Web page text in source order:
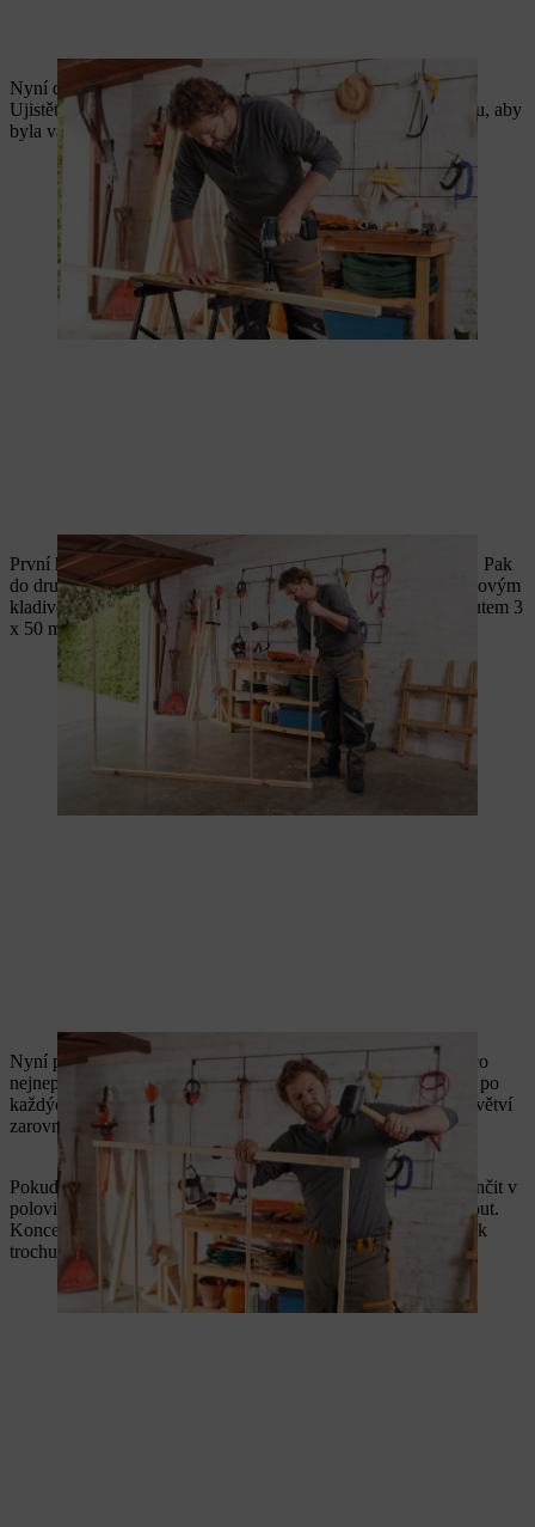
Nyní do slepých otvorů zasuňte krouživými pohyby kulatinu.
Ujistěte se, že jsou prvky z kulatiny pevně zasunuty do hranolu, aby
byla vaše vlastnoručně vyrobená zástěna stabilní.
První hranol s vloženými prvky z kulatiny položte na podlahu. Pak
do druhého hranolu zasuňte prvky z kulatiny a zatlučte je gumovým
kladivem. Pak přišroubujte prvky z kulatiny z vnější strany vrutem 3
x 50 milimetrů. Díky tomu je rám ještě stabilnější.
Nyní propleťte tyče mezi prvky z kulatiny. Chcete-li vytvořit co
nejneprůhlednější zástěnu pro ochranu soukromí, zatlačte tyče po
každých 15 cm tloušťky vrstvy trochu dolů. Přečnívající části větví
zarovnejte pomocí vyvětvovacích nůžek.
Pokud máte k dispozici pouze kratší tyče, můžete je nechat končit v
polovině těsně za středovým dílem z kulatiny a čistě je odříznout.
Konce však zůstávají viditelné i později a celkový dojem je pak
trochu neuspořádaný.